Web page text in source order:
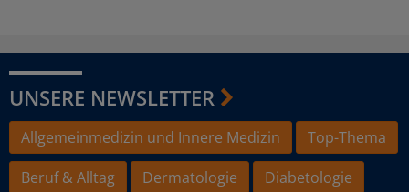
UNSERE NEWSLETTER
Allgemeinmedizin und Innere Medizin
Top-Thema
Beruf & Alltag
Dermatologie
Diabetologie